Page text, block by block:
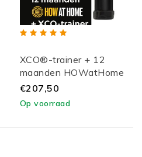
XCO®-trainer + 12
maanden HOWatHome
€207,50
Op voorraad